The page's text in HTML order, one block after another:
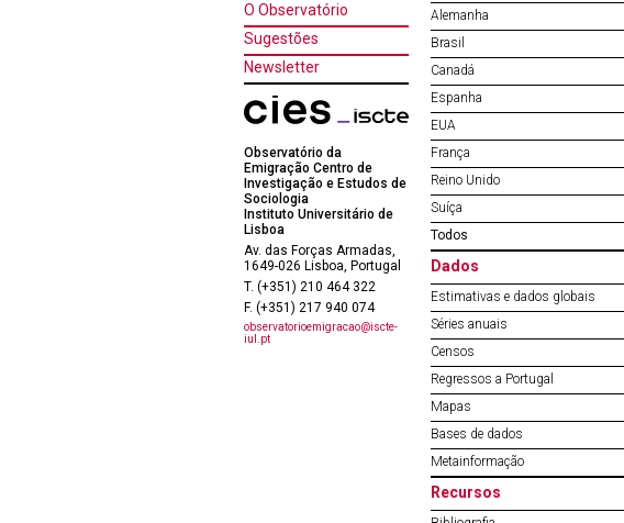
O Observatório
Sugestões
Newsletter
Observatório da
Emigração Centro de
Investigação e Estudos de
Sociologia
Instituto Universitário de
Lisboa
Av. das Forças Armadas,
1649-026 Lisboa, Portugal
T. (+351) 210 464 322
F. (+351) 217 940 074
observatorioemigracao@iscte-
iul.pt
Alemanha
Brasil
Canadá
Espanha
EUA
França
Reino Unido
Suíça
Todos
Dados
Estimativas e dados globais
Séries anuais
Censos
Regressos a Portugal
Mapas
Bases de dados
Metainformação
Recursos